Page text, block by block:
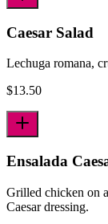
Caesar Salad
Lechuga romana,
$13.50
Ensalada
Grilled chicken on
Caesar dressing.